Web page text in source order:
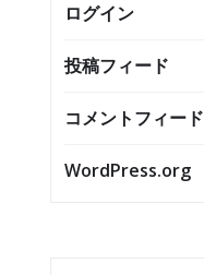
ログイン
投稿フィード
コメントフィード
WordPress.org